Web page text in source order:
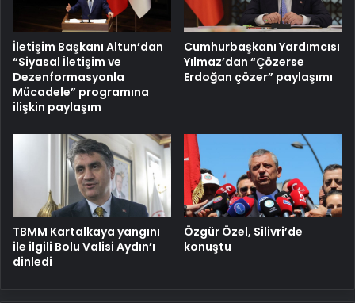
İletişim Başkanı Altun’dan
“Siyasal İletişim ve
Dezenformasyonla
Mücadele” programına
ilişkin paylaşım
Cumhurbaşkanı Yardımcısı
Yılmaz’dan “Çözerse
Erdoğan çözer” paylaşımı
TBMM Kartalkaya yangını
ile ilgili Bolu Valisi Aydın’ı
dinledi
Özgür Özel, Silivri’de
konuştu